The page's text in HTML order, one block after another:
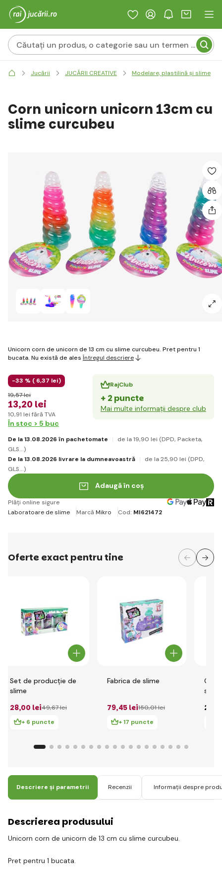
Jucării JUCĂRII CREATIVE Modelare, plastilină și slime
Corn unicorn unicorn 13cm cu
slime curcubeu
Unicorn corn de unicorn de 13 cm cu slime curcubeu. Pret pentru 1
bucata. Nu există de ales Întregul descriere
-33 % ( 6,37 lei)
13,20 lei
19,57 lei
10,91 lei fără TVA
RajClub
+ 2 puncte
Mai multe informații despre club
În stoc > 5 buc
De la 13.08.2026 în pachetomate de la 19,90 lei (DPD, Packeta,
GLS...)
De la 13.08.2026 livrare la dumneavoastră
de la 25,90 lei (DPD,
GLS...)
Adaugă în coș
Plăți online sigure
Laboratoare de slime
Marcă Mikro Cod: MI621472
Oferte exact pentru tine
Set de producție de
slime
28,00 lei49,67 lei
+ 6 puncte
Fabrica de slime
79,45 lei150,01 lei
+ 17 puncte
29
Descriere și parametrii Recenzii Informații despre
Descrierea produsului
Unicorn corn de unicorn de 13 cm cu slime curcubeu.
Pret pentru 1 bucata.